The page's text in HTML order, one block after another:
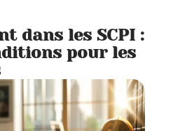
dans les SCPI :
pour les